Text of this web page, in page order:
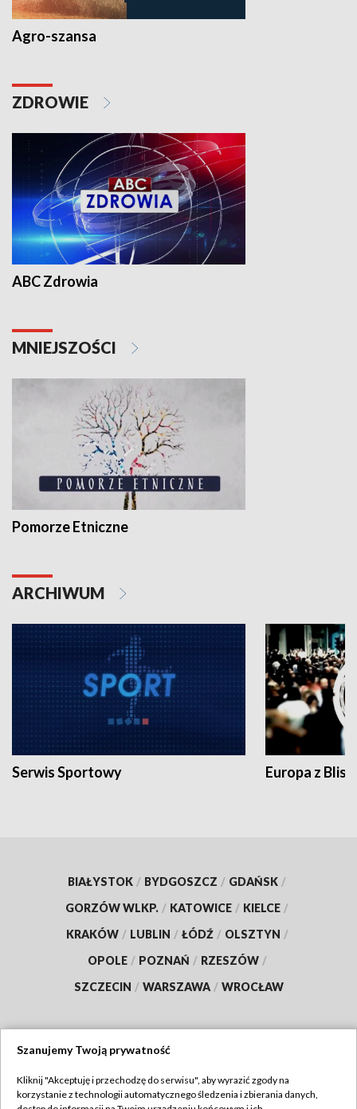
Agro-szansa
ZDROWIE
ABC Zdrowia
MNIEJSZOŚCI
Pomorze Etniczne
ARCHIWUM
Serwis Sportowy Europa z
BIAŁYSTOK / BYDGOSZCZ / GDAŃSK /
GORZÓW WLKP. / KATOWICE / KIELCE /
KRAKÓW / LUBLIN / ŁÓDŹ / OLSZTYN /
OPOLE / POZNAŃ / RZESZÓW /
SZCZECIN / WARSZAWA / WROCŁAW
TVP
Szanujemy Twoją prywatność
Kliknij "Akceptuję i przechodzę do serwisu", aby wyrazić zgody na
korzystanie z technologii automatycznego śledzenia i zbierania danych,